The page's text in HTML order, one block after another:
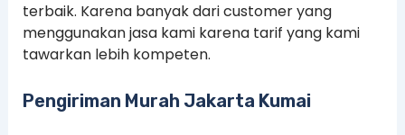
terbaik. Karena banyak dari customer yang
menggunakan jasa kami karena tarif yang kami
tawarkan lebih kompeten.
Pengiriman Murah Jakarta Kumai